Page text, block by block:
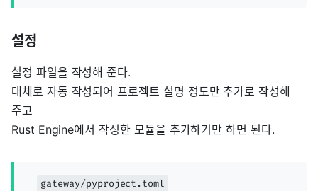
설정
설정 파일을 작성해 준다.
대체로 자동 작성되어 프로젝트 설명 정도만 추가로 작성해
주고
Rust Engine에서 작성한 모듈을 추가하기만 하면 된다.
gateway/pyproject.toml